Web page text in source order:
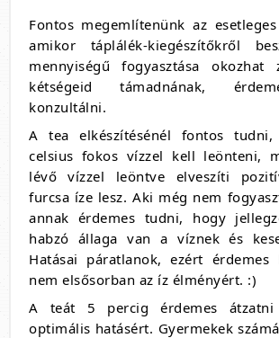
Fontos megemlítenünk az
amikor táplálék-kiegészítőkről
mennyiségű fogyasztása okozhat
kétségeid támadnának,
konzultálni.
A tea elkészítésénél fontos
celsius fokos vízzel kell leönteni,
lévő vízzel leöntve elveszíti
furcsa íze lesz. Aki még nem
annak érdemes tudni, hogy
habzó állaga van a víznek és
Hatásai páratlanok, ezért
nem elsősorban az íz élményért. :)
A teát 5 percig érdemes
optimális hatásért. Gyermekek